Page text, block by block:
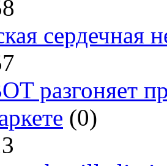
сердечная
разгоняет
(0)